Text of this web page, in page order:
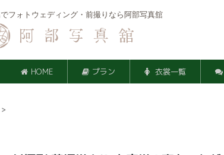
フォトウェディング・前撮りなら阿部写真舘
HOME プラン 衣裳一覧
>